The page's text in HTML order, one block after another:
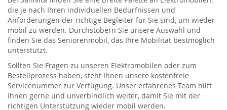
die je nach Ihren individuellen Bedürfnissen und
Anforderungen der richtige Begleiter für Sie sind, um wieder
mobil zu werden. Durchstöbern Sie unsere Auswahl und
finden Sie das Seniorenmobil, das Ihre Mobilität bestmöglich
unterstützt.
Sollten Sie Fragen zu unseren Elektromobilen oder zum
Bestellprozess haben, steht Ihnen unsere kostenfreie
Servicenummer zur Verfügung. Unser erfahrenes Team hilft
Ihnen gerne und unverbindlich weiter, damit Sie mit der
richtigen Unterstützung wieder mobil werden.